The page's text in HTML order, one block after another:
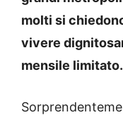
molti si
vivere
mensile limitato.